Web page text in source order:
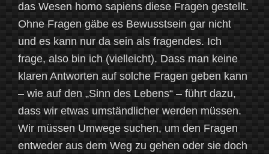
das Wesen homo sapiens diese Fragen gestellt.
Ohne Fragen gäbe es Bewusstsein gar nicht
und es kann nur da sein als fragendes. Ich
frage, also bin ich (vielleicht). Dass man keine
klaren Antworten auf solche Fragen geben kann
– wie auf den „Sinn des Lebens“ – führt dazu,
dass wir etwas umständlicher werden müssen.
Wir müssen Umwege suchen, um den Fragen
entweder aus dem Weg zu gehen oder sie doch